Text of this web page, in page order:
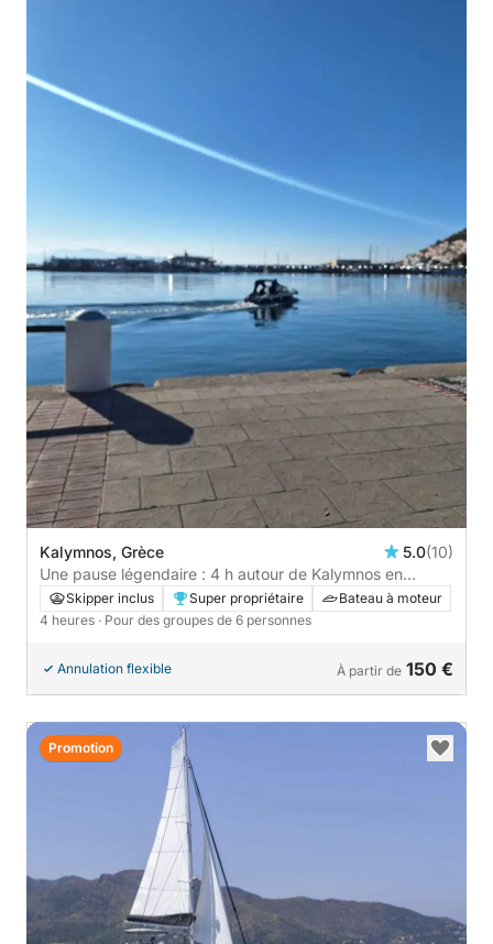
Kalymnos, Grèce 5.0(10)
Une pause légendaire : 4 h autour de Kalymnos en
bateau à moteur
Skipper inclus Super propriétaire
Bateau à moteur
4 heures · Pour des groupes de 6 personnes
Annulation flexible À partir de 150 €
Promotion